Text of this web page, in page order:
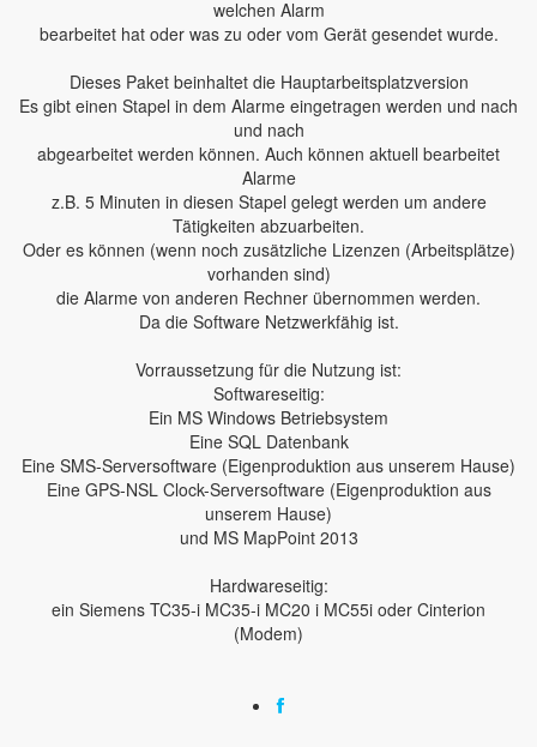
welchen Alarm
bearbeitet hat oder was zu oder vom Gerät gesendet wurde.
Dieses Paket beinhaltet die Hauptarbeitsplatzversion
Es gibt einen Stapel in dem Alarme eingetragen werden und nach
und nach
abgearbeitet werden können. Auch können aktuell bearbeitet
Alarme
z.B. 5 Minuten in diesen Stapel gelegt werden um andere
Tätigkeiten abzuarbeiten.
Oder es können (wenn noch zusätzliche Lizenzen (Arbeitsplätze)
vorhanden sind)
die Alarme von anderen Rechner übernommen werden.
Da die Software Netzwerkfähig ist.
Vorraussetzung für die Nutzung ist:
Softwareseitig:
Ein MS Windows Betriebsystem
Eine SQL Datenbank
Eine SMS-Serversoftware (Eigenproduktion aus unserem Hause)
Eine GPS-NSL Clock-Serversoftware (Eigenproduktion aus
unserem Hause)
und MS MapPoint 2013
Hardwareseitig:
ein Siemens TC35-i MC35-i MC20 i MC55i oder Cinterion
(Modem)